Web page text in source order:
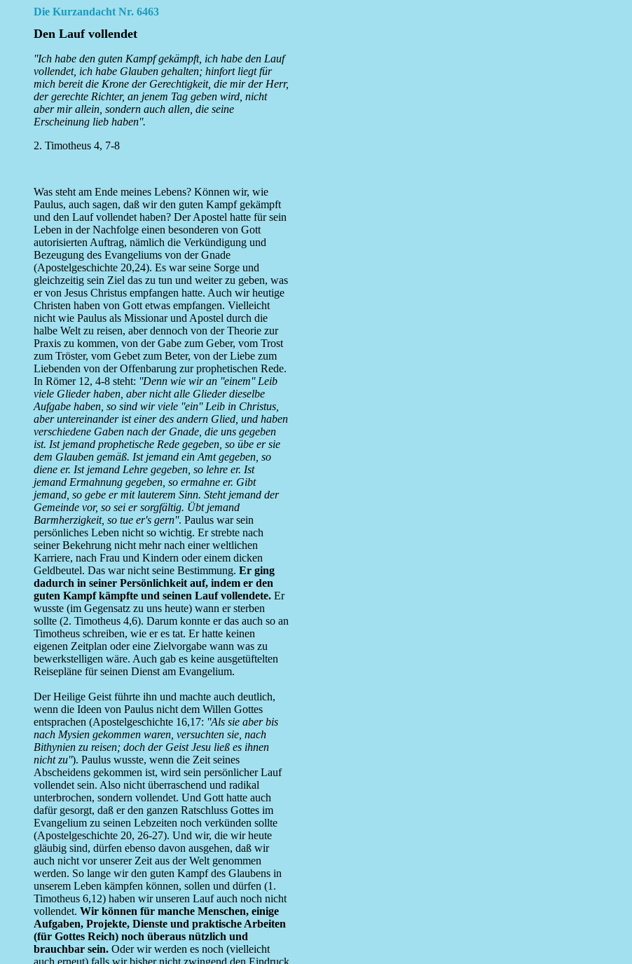
Die Kurzandacht Nr. 6463
Den Lauf vollendet
''Ich habe den guten Kampf gekämpft, ich habe den Lauf
vollendet, ich habe Glauben gehalten; hinfort liegt für
mich bereit die Krone der Gerechtigkeit, die mir der Herr,
der gerechte Richter, an jenem Tag geben wird, nicht
aber mir allein, sondern auch allen, die seine
Erscheinung lieb haben''.
2. Timotheus 4, 7-8
Was steht am Ende meines Lebens? Können wir, wie
Paulus, auch sagen, daß wir den guten Kampf gekämpft
und den Lauf vollendet haben? Der Apostel hatte für sein
Leben in der Nachfolge einen besonderen von Gott
autorisierten Auftrag, nämlich die Verkündigung und
Bezeugung des Evangeliums von der Gnade
(Apostelgeschichte 20,24). Es war seine Sorge und
gleichzeitig sein Ziel das zu tun und weiter zu geben, was
er von Jesus Christus empfangen hatte. Auch wir heutige
Christen haben von Gott etwas empfangen. Vielleicht
nicht wie Paulus als Missionar und Apostel durch die
halbe Welt zu reisen, aber dennoch von der Theorie zur
Praxis zu kommen, von der Gabe zum Geber, vom Trost
zum Tröster, vom Gebet zum Beter, von der Liebe zum
Liebenden von der Offenbarung zur prophetischen Rede.
In Römer 12, 4-8 steht: ''Denn wie wir an ''einem'' Leib
viele Glieder haben, aber nicht alle Glieder dieselbe
Aufgabe haben, so sind wir viele ''ein'' Leib in Christus,
aber untereinander ist einer des andern Glied, und haben
verschiedene Gaben nach der Gnade, die uns gegeben
ist. Ist jemand prophetische Rede gegeben, so übe er sie
dem Glauben gemäß. Ist jemand ein Amt gegeben, so
diene er. Ist jemand Lehre gegeben, so lehre er. Ist
jemand Ermahnung gegeben, so ermahne er. Gibt
jemand, so gebe er mit lauterem Sinn. Steht jemand der
Gemeinde vor, so sei er sorgfältig. Übt jemand
Barmherzigkeit, so tue er's gern''. Paulus war sein
persönliches Leben nicht so wichtig. Er strebte nach
seiner Bekehrung nicht mehr nach einer weltlichen
Karriere, nach Frau und Kindern oder einem dicken
Geldbeutel. Das war nicht seine Bestimmung. Er ging
dadurch in seiner Persönlichkeit auf, indem er den
guten Kampf kämpfte und seinen Lauf vollendete.Er
wusste (im Gegensatz zu uns heute) wann er sterben
sollte (2. Timotheus 4,6). Darum konnte er das auch so an
Timotheus schreiben, wie er es tat. Er hatte keinen
eigenen Zeitplan oder eine Zielvorgabe wann was zu
bewerkstelligen wäre. Auch gab es keine ausgetüftelten
Reisepläne für seinen Dienst am Evangelium.
Der Heilige Geist führte ihn und machte auch deutlich,
wenn die Ideen von Paulus nicht dem Willen Gottes
entsprachen (Apostelgeschichte 16,17: ''Als sie aber bis
nach Mysien gekommen waren, versuchten sie, nach
Bithynien zu reisen; doch der Geist Jesu ließ es ihnen
nicht zu''). Paulus wusste, wenn die Zeit seines
Abscheidens gekommen ist, wird sein persönlicher Lauf
vollendet sein. Also nicht überraschend und radikal
unterbrochen, sondern vollendet. Und Gott hatte auch
dafür gesorgt, daß er den ganzen Ratschluss Gottes im
Evangelium zu seinen Lebzeiten noch verkünden sollte
(Apostelgeschichte 20, 26-27). Und wir, die wir heute
gläubig sind, dürfen ebenso davon ausgehen, daß wir
auch nicht vor unserer Zeit aus der Welt genommen
werden. So lange wir den guten Kampf des Glaubens in
unserem Leben kämpfen können, sollen und dürfen (1.
Timotheus 6,12) haben wir unseren Lauf auch noch nicht
vollendet. Wir können für manche Menschen, einige
Aufgaben, Projekte, Dienste und praktische Arbeiten
(für Gottes Reich) noch überaus nützlich und
brauchbar sein.Oder wir werden es noch (vielleicht
auch erneut) falls wir bisher nicht zwingend den Eindruck